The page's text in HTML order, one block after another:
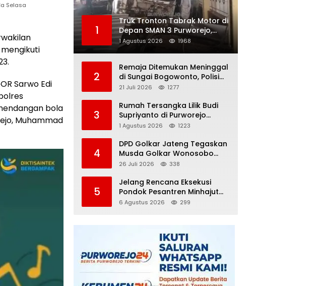
Selasa
Sarwo Edi
bola
Muhammad
1
Truk Tronton Tabrak Motor di
Depan SMAN 3 Purworejo,
Korban Meninggal Dunia,
Polisi Masih Selidiki Penyebab
1 Agustus 2026 1968
2
Remaja Ditemukan Meninggal
di Sungai Bogowonto, Polisi
Masih Selidiki Penyebab
21 Juli 2026 1277
3
Rumah Tersangka Lilik Budi
Supriyanto di Purworejo
Digeledah KPK, Dua
1 Agustus 2026 1223
4
DPD Golkar Jateng Tegaskan
Musda Golkar Wonosobo
Sah, Imam Teguh Purnomo
26 Juli 2026 338
5
Jelang Rencana Eksekusi
Pondok Pesantren Minhajut
Tholibin, Pemkab Purworejo
6 Agustus 2026 299